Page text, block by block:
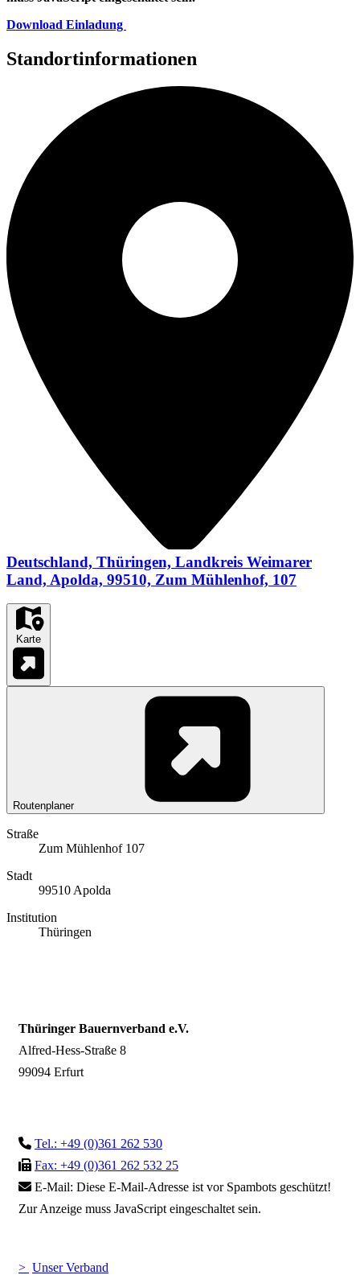
Download Einladung
Standortinformationen
Deutschland, Thüringen, Landkreis Weimarer
Land, Apolda, 99510, Zum Mühlenhof, 107
Karte
Routenplaner
Straße
Zum Mühlenhof 107
Stadt
99510 Apolda
Institution
Thüringen
Thüringer Bauernverband e.V.
Alfred-Hess-Straße 8
99094 Erfurt
Tel.: +49 (0)361 262 530
Fax: +49 (0)361 262 532 25
E-Mail: Diese E-Mail-Adresse ist vor Spambots geschützt!
Zur Anzeige muss JavaScript eingeschaltet sein.
Unser Verband